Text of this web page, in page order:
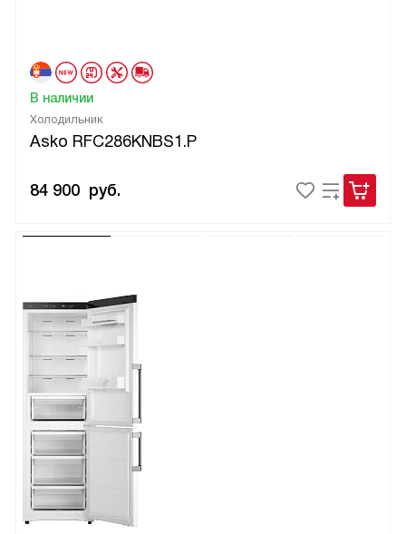
Холодильник
Asko RFC286KNBS1.P
В наличии
84 900 руб.